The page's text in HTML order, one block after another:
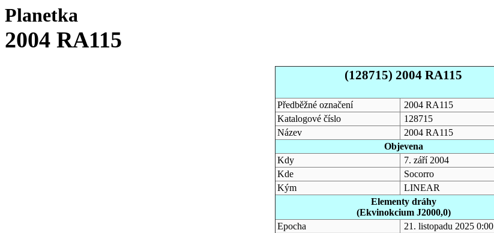
Planetka
2004 RA115
(128715) 2004 RA115
Předběžné označení
2004 RA115
Katalogové číslo
128715
Název
2004 RA115
Objevena
Kdy
7. září 2004
Kde
Socorro
Kým
LINEAR
Elementy dráhy
(Ekvinokcium J2000,0)
Epocha
21. listopadu 2025